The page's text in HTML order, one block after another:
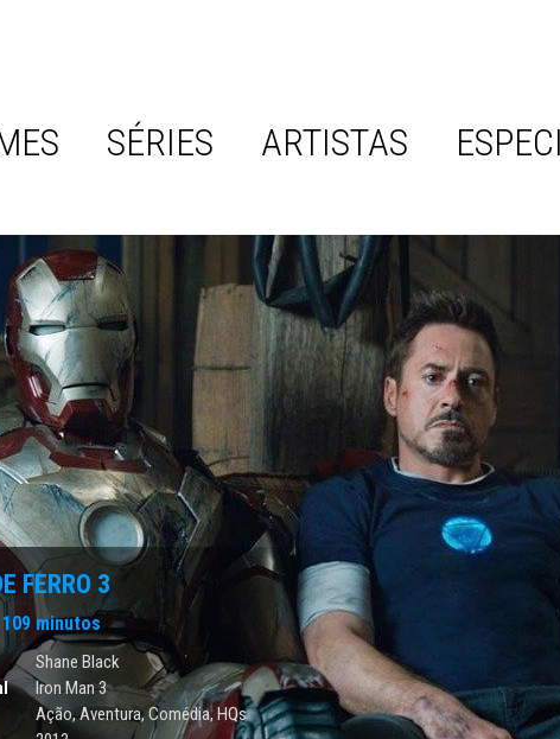
SÉRIES ARTISTAS
FERRO 3
minutos
Shane Black
Iron Man 3
Ação,Aventura,Comédia,HQs